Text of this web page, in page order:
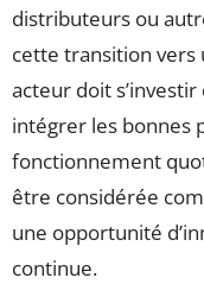
distributeurs ou
cette transition vers
acteur doit
intégrer les bonnes
fonctionnement
être considérée
une opportunité
continue.